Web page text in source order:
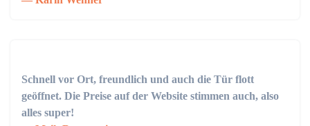
Schnell vor Ort, freundlich und auch die Tür flott
geöffnet. Die Preise auf der Website stimmen auch, also
alles super!